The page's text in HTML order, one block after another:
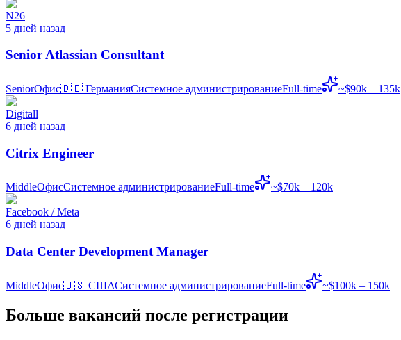
N26
5 дней назад
Senior Atlassian Consultant
SeniorОфис🇩🇪 ГерманияСистемное администрированиеFull-time ~$90k – 135k
Digitall
6 дней назад
Citrix Engineer
MiddleОфисСистемное администрированиеFull-time ~$70k – 120k
Facebook / Meta
6 дней назад
Data Center Development Manager
MiddleОфис🇺🇸 СШАСистемное администрированиеFull-time ~$100k – 150k
Больше вакансий после регистрации